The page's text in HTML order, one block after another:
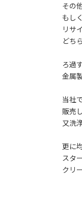
その
もし
リサ
どち
ろ過
金属
当社
販売
又洗
更に
スタ
クリ